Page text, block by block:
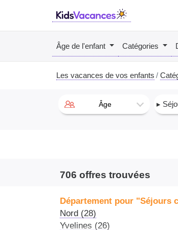
Âge de l'enfant Catégories
Les vacances de vos enfants
Âge ▸
706 offres trouvées
Département pour "Séjours
Nord (28)
Yvelines (26)